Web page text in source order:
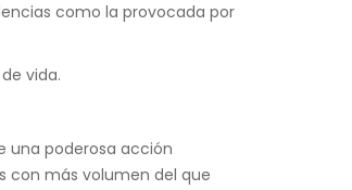
como la provocada por
vida.
una poderosa acción
con más volumen del que